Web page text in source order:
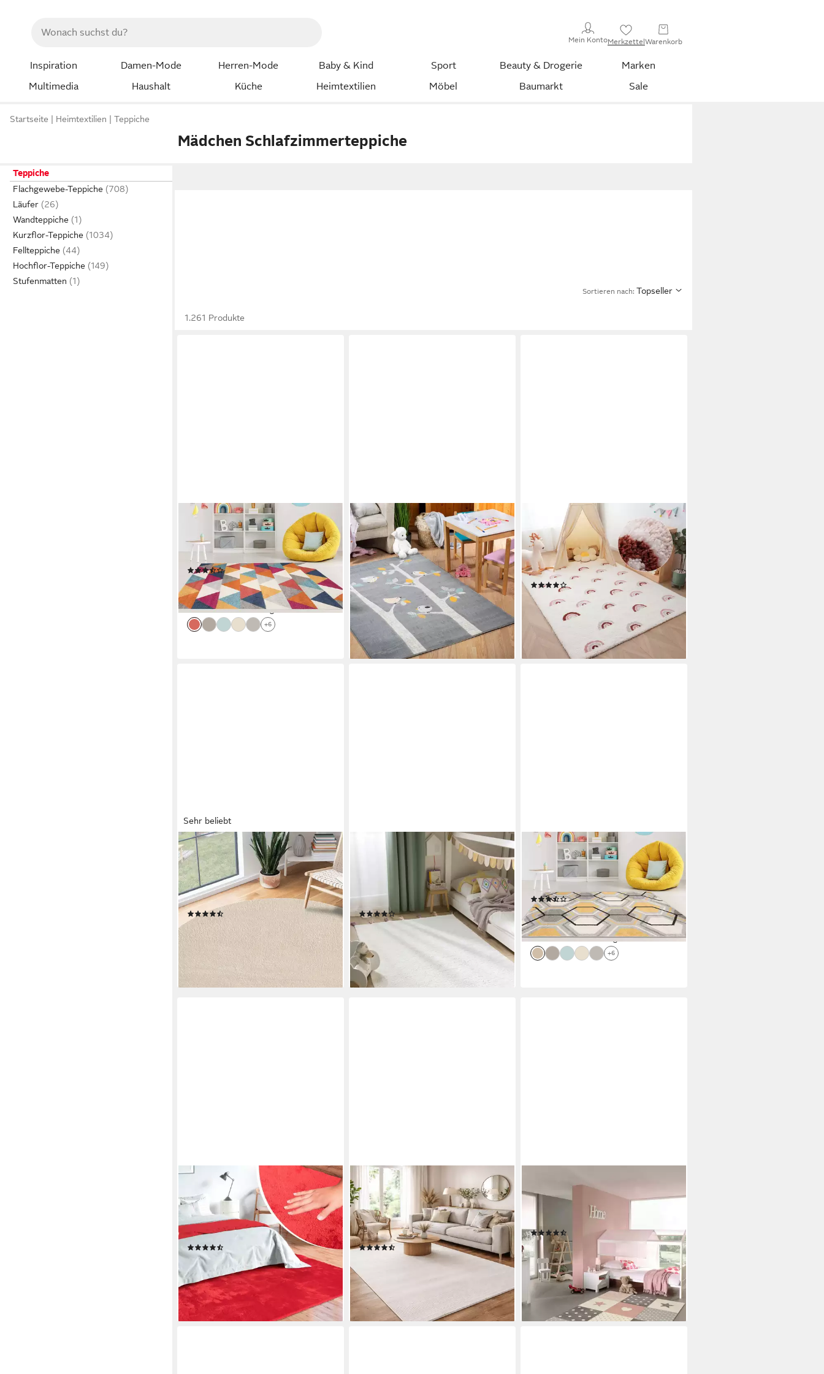
Mein KontoMerkzettelWarenkorb
Inspiration Damen-Mode Herren-Mode Baby & Kind Sport Beauty & Drogerie
Marken
Multimedia
Haushalt Küche Heimtextilien Möbel Baumarkt Sale
Startseite Heimtextilien Teppiche
Mädchen Schlafzimmerteppiche
Teppiche
Flachgewebe-Teppiche
Läufer
Wandteppiche
Kurzflor-Teppiche
Fellteppiche
Hochflor-Teppiche
Stufenmatten
Sortieren nach: Topseller
1.261 Produkte
MAZOVIA
Teppich LAZUR_Geometric,
180x260, Geometrisch, Modern,
Kurzflor, Gemustert
(38)
ab 94,99 € 178,58 €
-47%
lieferbar - in 5-6 Werktagen bei dir
+6
DOMDECO
Kinderteppich Baby- & Kinderteppich
YLVIE, 7,5mm hoher Kurzflor, mit
Vogel Motiv
55,00 €
lieferbar - in 8-10 Werktagen bei dir
OTTO HOME
Kinderteppich Regenbogen,
rechteckig, Höhe: 20 mm, weich,
Pastell-Farben, modernes Design,
Kinderzimmer
(12)
ab 19,49 € UVP 21,99 €
-11%
lieferbar - in 2-4 Werktagen bei dir
Sehr beliebt
THE CARPET
Teppich kuschelig & Super Soft, Anti-
Rutsch Unterseite, rund, Höhe: 16
mm, Waschbar bis 30 Grad, Felloptik,
Wohnzimmer Teppich, Kundenliebling
ab 19,95 € UVP
-60%
lieferbar - in 4-5 Werktagen bei dir
+9
Kinderteppich Malu, rechteckig,
Höhe: 6 mm, Kuscheliger Teppich
fürs Kinderzimmer, Kinder-Motiv,
Sanft, Weich
(1)
ab 169,00 € UVP
-11%
lieferbar - in 4-5 Werktagen bei dir
MAZOVIA
Teppich LAZUR_Geometric, 80x150,
Geometrisch, Modern, Kurzflor,
Gemustert
(38)
ab 35,99 € 67,66 €
-47%
lieferbar - in 5-6 Werktagen bei dir
+6
MERINOS
Teppich Loft 37, Kunstfellteppich,
rechteckig, Höhe: 16 mm, weich und
kuschelig, Fell Haptik, Anti-Rutsch-
Unterseite
ab 15,59 € UVP 19,99 €
-22%
lieferbar - in 4-5 Werktagen bei dir
CARPETILLA
Designteppich Designer
Wohnzimmer Teppich abstrakte
Musterung modern Cream-Beige,
Rechtetig, wohnzimmer
(3)
UVP79,99 €
-31%
lieferbar - in 4-5 Werktagen bei dir
Kinderteppich Pastel Kids 20339,
rechteckig, Höhe: 13 mm,
handgearbeiteter Konturenschnitt
ab 38,99 € 69,99 €
-44%
lieferbar - in 5-6 Werktagen bei dir